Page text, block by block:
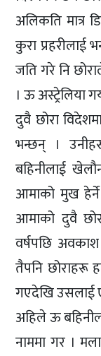
अलिकति मात्र
कुरा प्रहरीलाई
जति गरे नि
। ऊ अस्ट्रेलिया
दुवै छोरा
भन्छन् ।
बहिनीलाई
आमाको मुख
आमाको दुवै
वर्षपछि
तैपनि छोराहरू
गएदेखि उसलाई
अहिले ऊ
नाममा गर ।